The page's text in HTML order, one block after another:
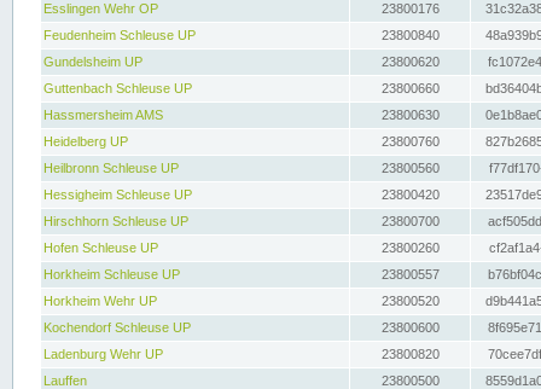
Esslingen Wehr OP
23800176
Feudenheim Schleuse UP
23800840
Gundelsheim UP
23800620
Guttenbach Schleuse UP
23800660
Hassmersheim AMS
23800630
Heidelberg UP
23800760
Heilbronn Schleuse UP
23800560
Hessigheim Schleuse UP
23800420
Hirschhorn Schleuse UP
23800700
Hofen Schleuse UP
23800260
Horkheim Schleuse UP
23800557
Horkheim Wehr UP
23800520
Kochendorf Schleuse UP
23800600
Ladenburg Wehr UP
23800820
Lauffen
23800500